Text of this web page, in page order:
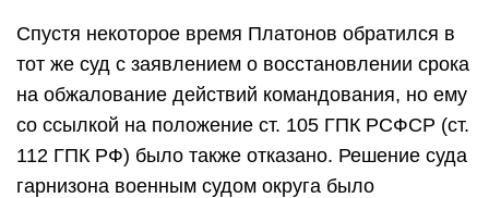
Спустя некоторое время Платонов обратился в
тот же суд с заявлением о восстановлении срока
на обжалование действий командования, но ему
со ссылкой на положение ст. 105 ГПК РСФСР (ст.
112 ГПК РФ) было также отказано. Решение суда
гарнизона военным судом округа было